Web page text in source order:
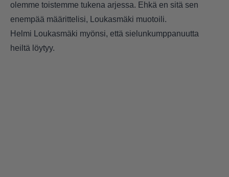
olemme toistemme tukena arjessa. Ehkä en sitä sen
enempää määrittelisi, Loukasmäki muotoili.
Helmi Loukasmäki myönsi, että sielunkumppanuutta
heiltä löytyy.